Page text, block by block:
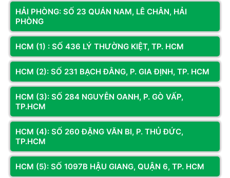
Công Ty CPTM Dịch Vụ và Công Nghệ Hoàng Long
Website:https://hoanglongcomputer.vn
Email:hoanglongcomputer94nvt@gmail.com
Bảo hành:
HẢI PHÒNG: SỐ 23 QUÁN NAM, LÊ CHÂN, HẢI
PHÒNG
HCM (1) : SỐ 436 LÝ THƯỜNG KIỆT, TP. HCM
HCM (2): SỐ 231 BẠCH ĐẰNG, P. GIA ĐỊNH, TP. HCM
HCM (3): SỐ 284 NGUYỄN OANH, P. GÒ VẤP,
TP.HCM
HCM (4): SỐ 260 ĐẶNG VĂN BI, P. THỦ ĐỨC,
TP.HCM
HCM (5): SỐ 1097B HẬU GIANG, QUẬN 6, TP. HCM